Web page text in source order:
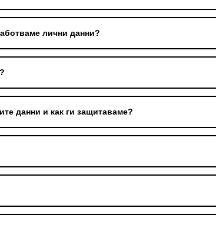
лични данни?
данни и как ги защитаваме?